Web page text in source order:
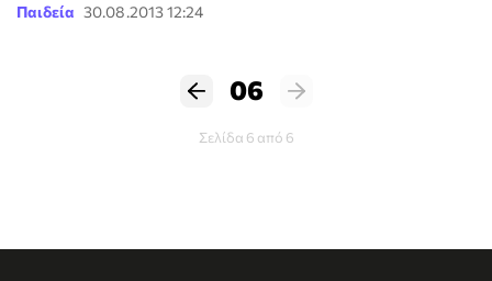
Παιδεία 30.08.2013 12:24
06
Σελίδα 6 από 6